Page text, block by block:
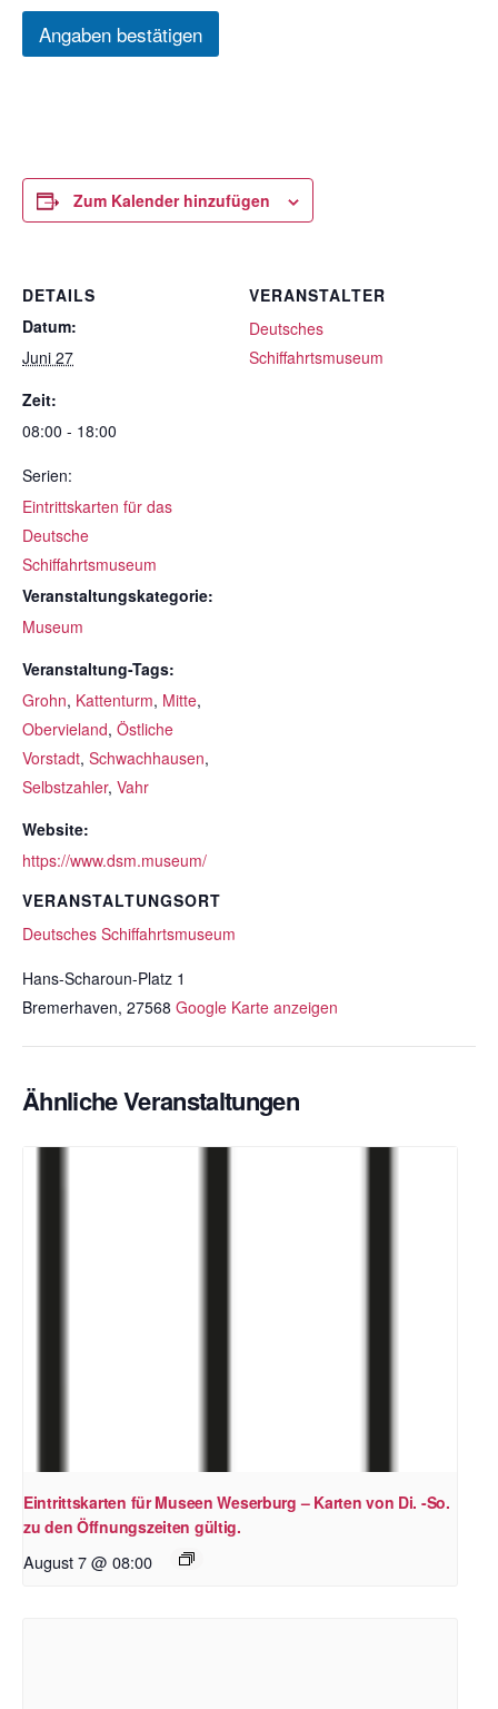
Angaben bestätigen
Zum Kalender hinzufügen
DETAILS
Datum:
Juni 27
Zeit:
08:00 - 18:00
Serien:
Eintrittskarten für das
Deutsche
Schiffahrtsmuseum
Veranstaltungskategorie:
Museum
Veranstaltung-Tags:
Grohn, Kattenturm, Mitte,
Obervieland, Östliche
Vorstadt, Schwachhausen,
Selbstzahler, Vahr
Website:
https://www.dsm.museum/
VERANSTALTUNGSORT
Deutsches Schiffahrtsmuseum
Hans-Scharoun-Platz 1
Bremerhaven, 27568 Google Karte anzeigen
VERANSTALTER
Deutsches
Schiffahrtsmuseum
Ähnliche Veranstaltungen
Eintrittskarten für Museen Weserburg – Karten von Di. -So.
zu den Öffnungszeiten gültig.
August 7 @ 08:00